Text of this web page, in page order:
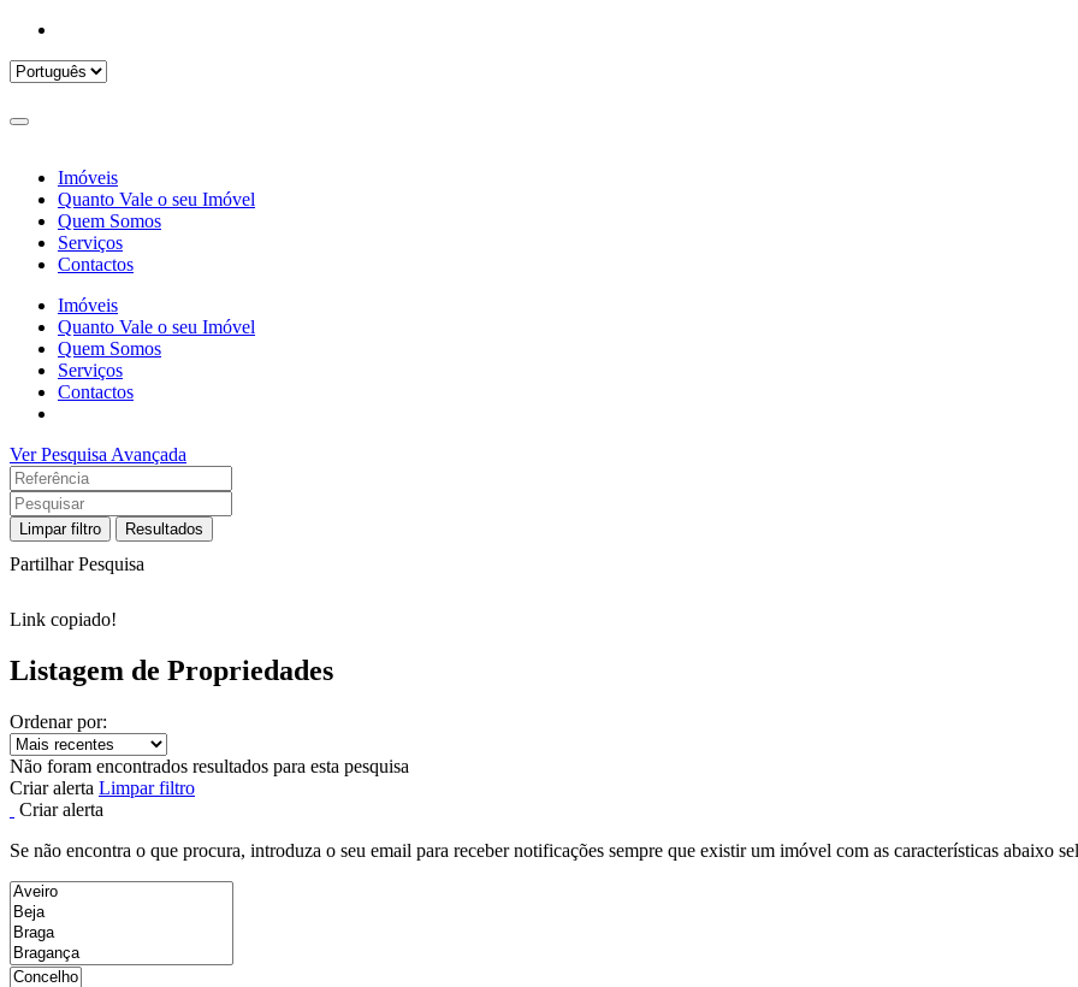
Imóveis
Quanto Vale o seu Imóvel
Quem Somos
Serviços
Contactos
Imóveis
Quanto Vale o seu Imóvel
Quem Somos
Serviços
Contactos
Ver Pesquisa Avançada
Limpar filtro Resultados
Partilhar Pesquisa
Link copiado!
Listagem de Propriedades
Ordenar por:
Não foram encontrados resultados para esta pesquisa
Criar alerta Limpar filtro
Criar alerta
Se não encontra o que procura, introduza o seu email para receber notificações sempre que existir um imóvel com as características abaixo